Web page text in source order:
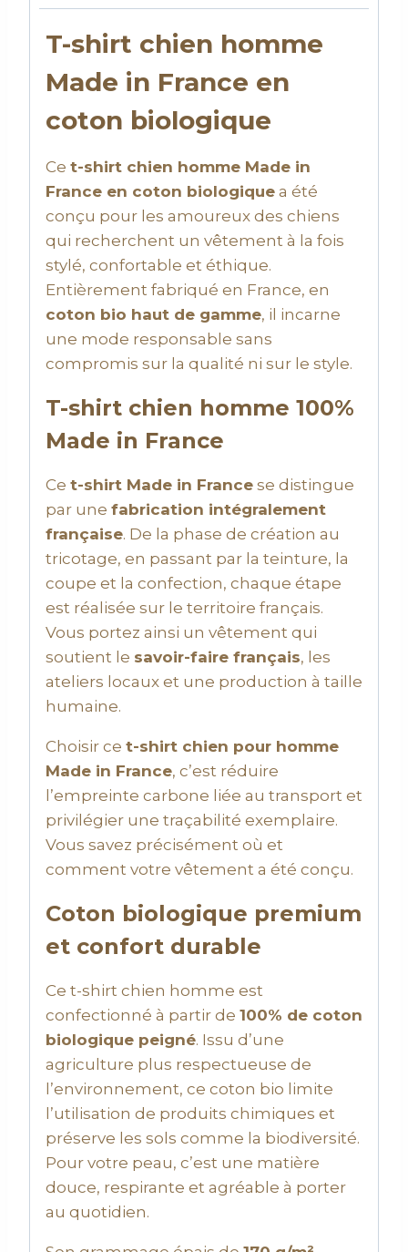
T-shirt chien homme
Made in France en
coton biologique
Ce t-shirt chien homme Made in
France en coton biologique a été
conçu pour les amoureux des chiens
qui recherchent un vêtement à la fois
stylé, confortable et éthique.
Entièrement fabriqué en France, en
coton bio haut de gamme, il incarne
une mode responsable sans
compromis sur la qualité ni sur le style.
T-shirt chien homme 100%
Made in France
Ce t-shirt Made in France se distingue
par une fabrication intégralement
française. De la phase de création au
tricotage, en passant par la teinture, la
coupe et la confection, chaque étape
est réalisée sur le territoire français.
Vous portez ainsi un vêtement qui
soutient le savoir-faire français, les
ateliers locaux et une production à taille
humaine.
Choisir ce t-shirt chien pour homme
Made in France, c’est réduire
l’empreinte carbone liée au transport et
privilégier une traçabilité exemplaire.
Vous savez précisément où et
comment votre vêtement a été conçu.
Coton biologique premium
et confort durable
Ce t-shirt chien homme est
confectionné à partir de 100% de coton
biologique peigné. Issu d’une
agriculture plus respectueuse de
l’environnement, ce coton bio limite
l’utilisation de produits chimiques et
préserve les sols comme la biodiversité.
Pour votre peau, c’est une matière
douce, respirante et agréable à porter
au quotidien.